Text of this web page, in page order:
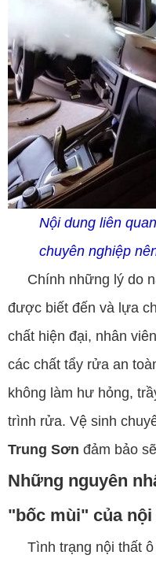
Nội dung liên
chuyên nghiệp
Chính những lý do
được biết đến và lựa
chất hiện đại, nhân
các chất tẩy rửa an
không làm hư hỏng,
trình rửa. Vệ sinh
Trung Sơn đảm bảo
Những nguyên
"bốc mùi" của nội
Tình trạng nội thất ô